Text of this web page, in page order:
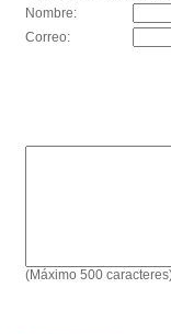
Nombre:
Correo:
(Máximo 500